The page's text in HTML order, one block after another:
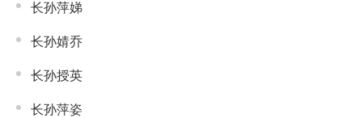
长孙萍娣
长孙婧乔
长孙授英
长孙萍姿